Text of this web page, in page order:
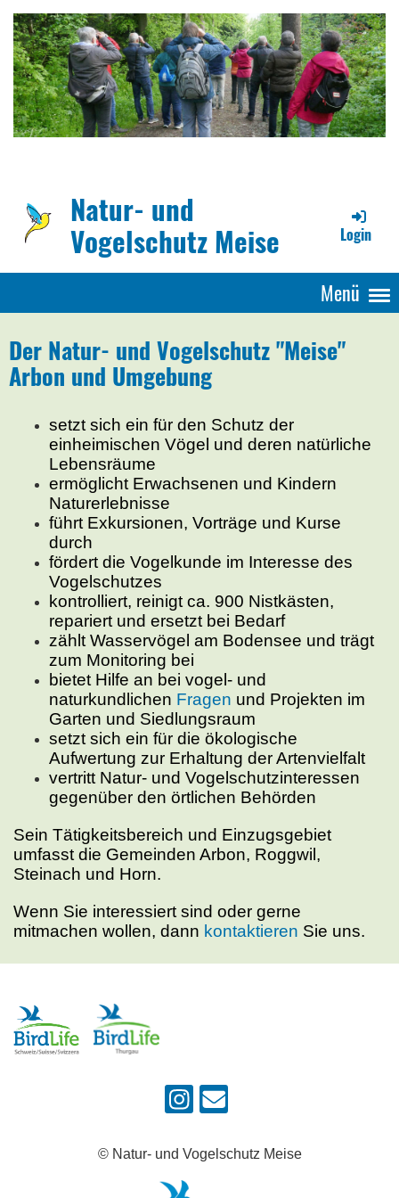
Natur- und
Vogelschutz Meise Login
Menü
Der Natur- und Vogelschutz "Meise"
Arbon und Umgebung
setzt sich ein für den Schutz der
einheimischen Vögel und deren natürliche
Lebensräume
ermöglicht Erwachsenen und Kindern
Naturerlebnisse
führt Exkursionen, Vorträge und Kurse
durch
fördert die Vogelkunde im Interesse des
Vogelschutzes
kontrolliert, reinigt ca. 900 Nistkästen,
repariert und ersetzt bei Bedarf
zählt Wasservögel am Bodensee und trägt
zum Monitoring bei
bietet Hilfe an bei vogel- und
naturkundlichen Fragen und Projekten im
Garten und Siedlungsraum
setzt sich ein für die ökologische
Aufwertung zur Erhaltung der Artenvielfalt
vertritt Natur- und Vogelschutzinteressen
gegenüber den örtlichen Behörden
Sein Tätigkeitsbereich und Einzugsgebiet
umfasst die Gemeinden Arbon, Roggwil,
Steinach und Horn.
Wenn Sie interessiert sind oder gerne
mitmachen wollen, dann kontaktieren Sie uns.
© Natur- und Vogelschutz Meise